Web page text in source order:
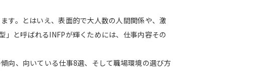
す。とはいえ、表面的で大人数の人間関係や、激
」と呼ばれるINFPが輝くためには、仕事内容その
向、向いている仕事8選、そして職場環境の選び方